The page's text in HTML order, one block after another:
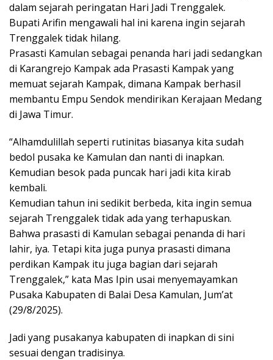
dalam sejarah peringatan Hari Jadi Trenggalek.
Bupati Arifin mengawali hal ini karena ingin sejarah
Trenggalek tidak hilang.
Prasasti Kamulan sebagai penanda hari jadi sedangkan
di Karangrejo Kampak ada Prasasti Kampak yang
memuat sejarah Kampak, dimana Kampak berhasil
membantu Empu Sendok mendirikan Kerajaan Medang
di Jawa Timur.
“Alhamdulillah seperti rutinitas biasanya kita sudah
bedol pusaka ke Kamulan dan nanti di inapkan.
Kemudian besok pada puncak hari jadi kita kirab
kembali.
Kemudian tahun ini sedikit berbeda, kita ingin semua
sejarah Trenggalek tidak ada yang terhapuskan.
Bahwa prasasti di Kamulan sebagai penanda di hari
lahir, iya. Tetapi kita juga punya prasasti dimana
perdikan Kampak itu juga bagian dari sejarah
Trenggalek,” kata Mas Ipin usai menyemayamkan
Pusaka Kabupaten di Balai Desa Kamulan, Jum’at
(29/8/2025).
Jadi yang pusakanya kabupaten di inapkan di sini
sesuai dengan tradisinya.